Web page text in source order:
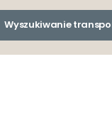
Wyszukiwanie